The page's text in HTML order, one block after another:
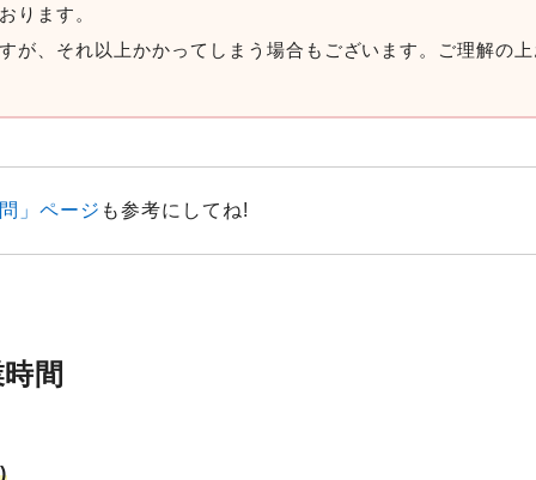
ります。
が、それ以上かかってしまう場合もございます。ご理解の
」ページ も参考にしてね!
間